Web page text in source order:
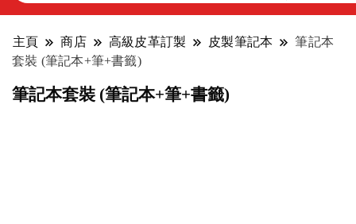
主頁 商店 高級皮革訂製 皮製筆記本
筆記本
套裝 (筆記本+筆+書籤)
筆記本套裝 (筆記本+筆+書籤)